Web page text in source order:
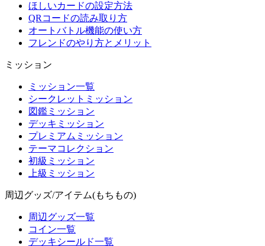
ほしいカードの設定方法
QRコードの読み取り方
オートバトル機能の使い方
フレンドのやり方とメリット
ミッション
ミッション一覧
シークレットミッション
図鑑ミッション
デッキミッション
プレミアムミッション
テーマコレクション
初級ミッション
上級ミッション
周辺グッズ/アイテム(もちもの)
周辺グッズ一覧
コイン一覧
デッキシールド一覧